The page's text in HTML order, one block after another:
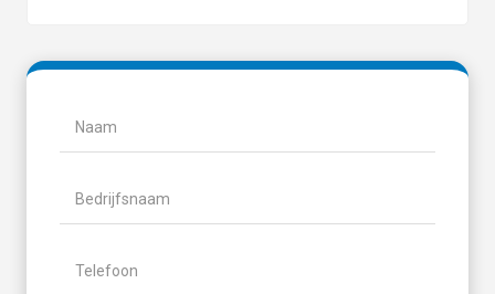
Naam
Bedrijfsnaam
Telefoon